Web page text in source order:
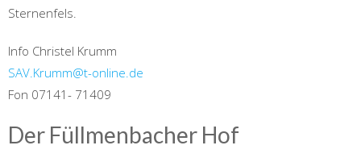
Sternenfels.
Info Christel Krumm
SAV.Krumm@t-online.de
Fon 07141- 71409
Der Füllmenbacher Hof